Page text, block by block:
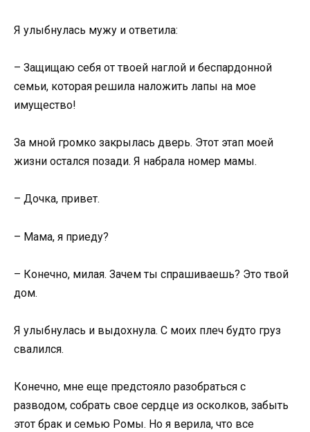
Я улыбнулась мужу и ответила:
– Защищаю себя от твоей наглой и беспардонной
семьи, которая решила наложить лапы на мое
имущество!
За мной громко закрылась дверь. Этот этап моей
жизни остался позади. Я набрала номер мамы.
– Дочка, привет.
– Мама, я приеду?
– Конечно, милая. Зачем ты спрашиваешь? Это твой
дом.
Я улыбнулась и выдохнула. С моих плеч будто груз
свалился.
Конечно, мне еще предстояло разобраться с
разводом, собрать свое сердце из осколков, забыть
этот брак и семью Ромы. Но я верила, что все